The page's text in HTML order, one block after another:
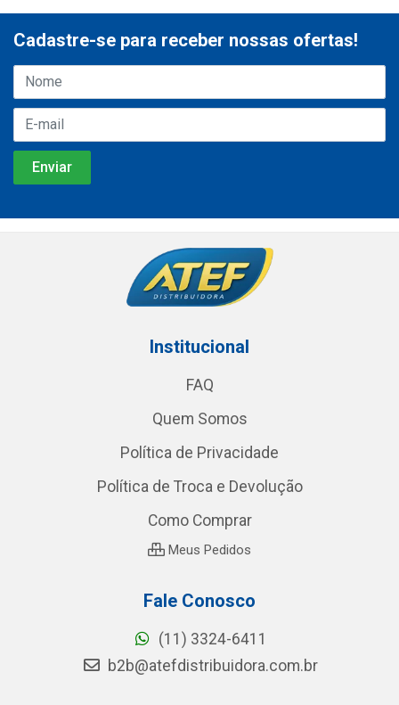
Cadastre-se para receber nossas ofertas!
Institucional
FAQ
Quem Somos
Política de Privacidade
Política de Troca e Devolução
Como Comprar
Meus Pedidos
Fale Conosco
(11) 3324-6411
b2b@atefdistribuidora.com.br